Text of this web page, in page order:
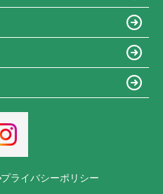
プライバシーポリシー